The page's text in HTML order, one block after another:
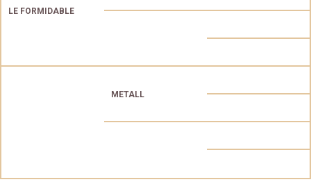
LE FORMIDABLE
METALL